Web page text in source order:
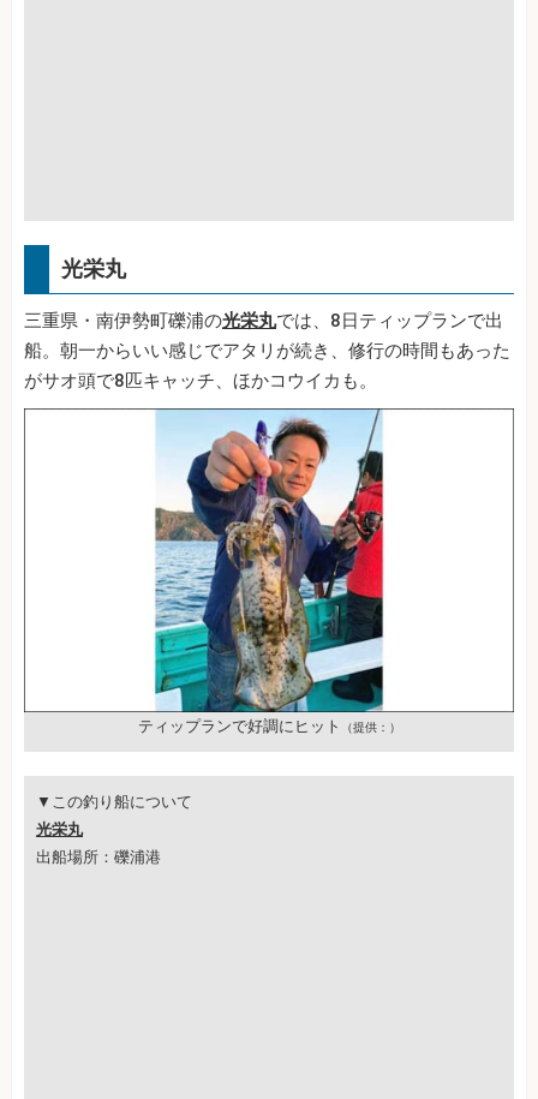
光栄丸
三重県・南伊勢町礫浦の光栄丸では、8日ティップランで出
船。朝一からいい感じでアタリが続き、修行の時間もあった
がサオ頭で8匹キャッチ、ほかコウイカも。
ティップランで好調にヒット （提供：）
▼この釣り船について
光栄丸
出船場所：礫浦港